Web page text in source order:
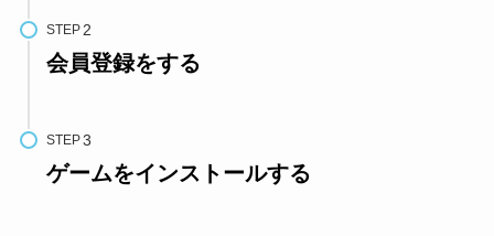
STEP
会員登録をする
STEP
ゲームをインストールする